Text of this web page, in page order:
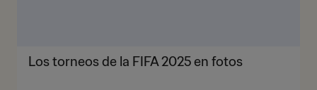
Los torneos de la FIFA 2025 en fotos